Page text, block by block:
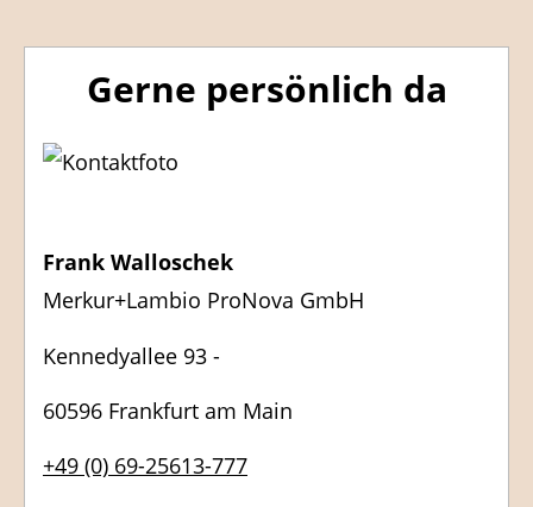
Gerne persönlich da
Frank Walloschek
Merkur+Lambio ProNova GmbH
Kennedyallee 93 -
60596 Frankfurt am Main
+49 (0) 69-25613-777